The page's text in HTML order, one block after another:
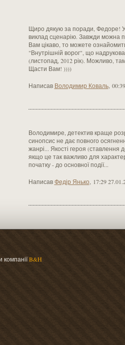
Щиро дякую за поради, Федоре!
виклад сценарію. Завжди можна
Вам цікаво, то можете
"Внутрішній ворог", що
(листопад, 2012 рік). Можливо,
Щасти Вам! ))))
Написав Володимир Коваль,
Володимире, детектив краще
синопсис не дає повного
жанрі... Якості героя (ставлення
якщо це так важливо для
початку - до основної події...
НаписавФедір Янько 17:29
компаніїB&H